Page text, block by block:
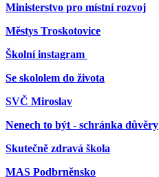
Ministerstvo pro místní rozvoj
Městys Troskotovice
Školní instagram
Se skololem do života
SVČ Miroslav
Nenech to být - schránka důvěry
Skutečně zdravá škola
MAS Podbrněnsko